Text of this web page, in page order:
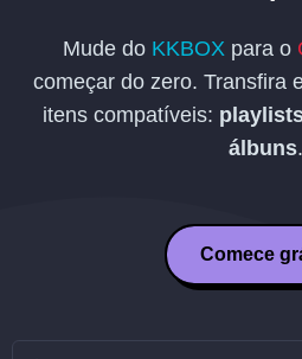
Mude do KKBOX para o
começar do zero. Transfira
itens compatíveis:
álbuns.
Comece